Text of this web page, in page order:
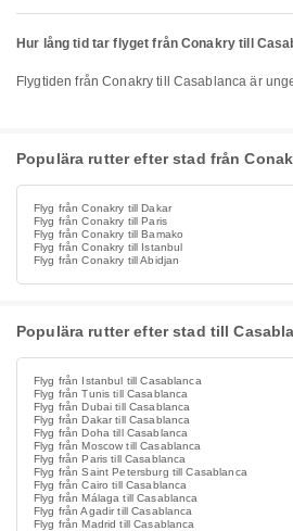
Hur lång tid tar flyget från Conakry till
Flygtiden från Conakry till Casablanca är
Populära rutter efter stad från
Flyg från Conakry till Dakar
Flyg från Conakry till Paris
Flyg från Conakry till Bamako
Flyg från Conakry till Istanbul
Flyg från Conakry till Abidjan
Populära rutter efter stad till
Flyg från Istanbul till Casablanca
Flyg från Tunis till Casablanca
Flyg från Dubai till Casablanca
Flyg från Dakar till Casablanca
Flyg från Doha till Casablanca
Flyg från Moscow till Casablanca
Flyg från Paris till Casablanca
Flyg från Saint Petersburg till Casablanca
Flyg från Cairo till Casablanca
Flyg från Málaga till Casablanca
Flyg från Agadir till Casablanca
Flyg från Madrid till Casablanca